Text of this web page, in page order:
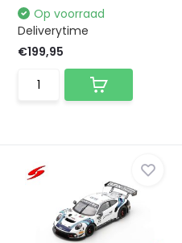
Op voorraad
Deliverytime
€199,95